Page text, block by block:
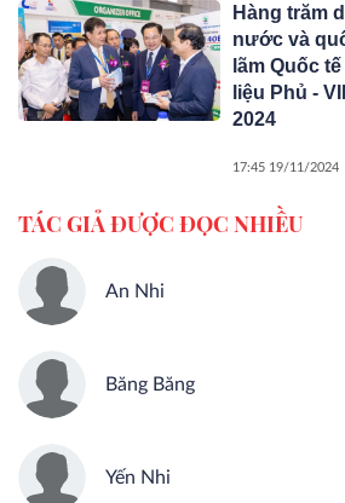
Hàng trăm
nước và
lãm Quốc
liệu Phủ -
2024
17:45 19/11/2024
TÁC GIẢ ĐƯỢC ĐỌC NHIỀU
An Nhi
Băng Băng
Yến Nhi